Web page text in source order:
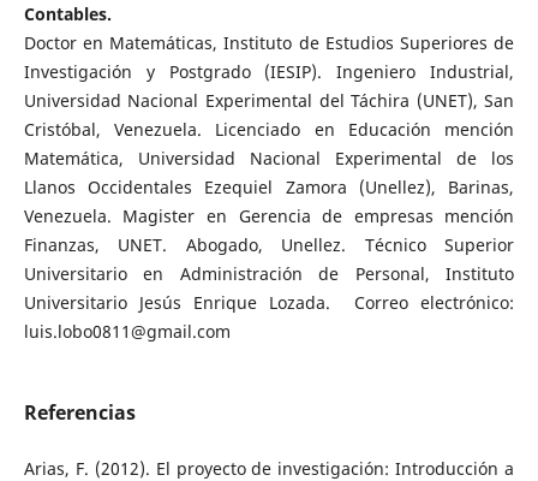
Contables.
Doctor en Matemáticas, Instituto de Estudios Superiores de
Investigación y Postgrado (IESIP). Ingeniero Industrial,
Universidad Nacional Experimental del Táchira (UNET), San
Cristóbal, Venezuela. Licenciado en Educación mención
Matemática, Universidad Nacional Experimental de los
Llanos Occidentales Ezequiel Zamora (Unellez), Barinas,
Venezuela. Magister en Gerencia de empresas mención
Finanzas, UNET. Abogado, Unellez. Técnico Superior
Universitario en Administración de Personal, Instituto
Universitario Jesús Enrique Lozada. Correo electrónico:
luis.lobo0811@gmail.com
Referencias
Arias, F. (2012). El proyecto de investigación: Introducción a